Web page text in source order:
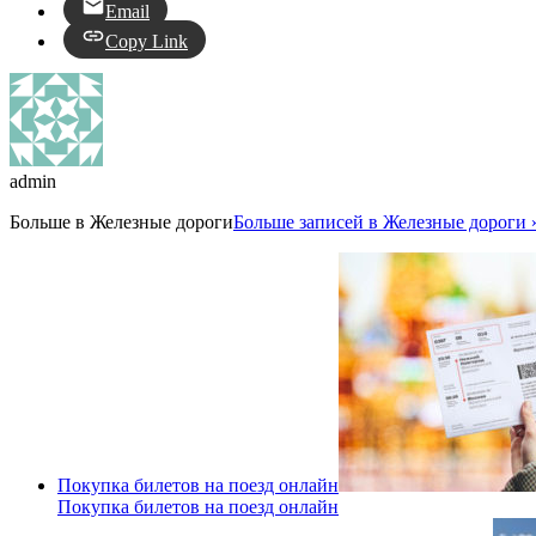
Email
Copy Link
admin
Больше в Железные дорогиБольше записей в Железные дороги
Покупка билетов на поезд онлайн
Покупка билетов на поезд онлайн